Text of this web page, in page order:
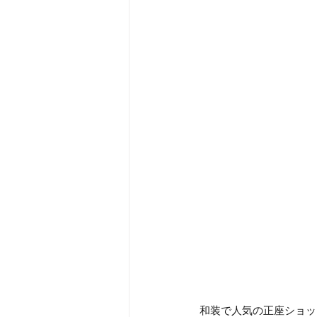
和装で人気の正座ショ